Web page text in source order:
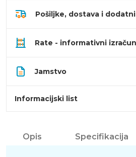
Pošiljke, dostava i
Rate - informativni izračun
Jamstvo
Informacijski list
Opis Specifikacija